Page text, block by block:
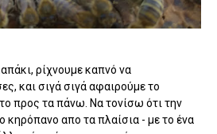
ρίχνουμε καπνό να
και σιγά σιγά αφαιρούμε το
προς τα πάνω. Να τονίσω ότι την
κηρόπανο απο τα πλαίσια - με το ένα